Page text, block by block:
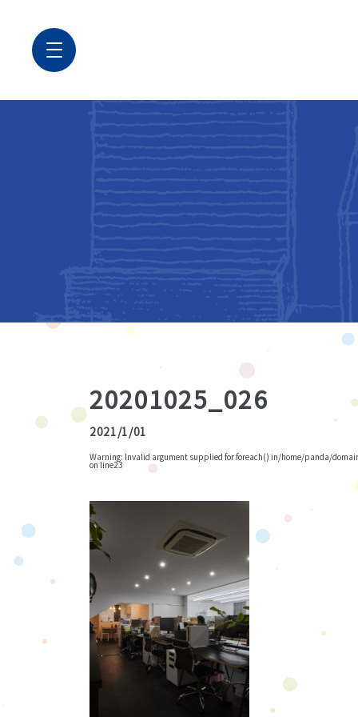
20201025_026
2021/1/01
Warning: Invalid argument supplied for foreach() in/home/panda/
on line23